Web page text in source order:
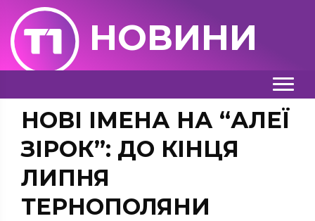
НОВИНИ
НОВІ ІМЕНА НА “АЛЕЇ
ЗІРОК”: ДО КІНЦЯ
ЛИПНЯ
ТЕРНОПОЛЯНИ